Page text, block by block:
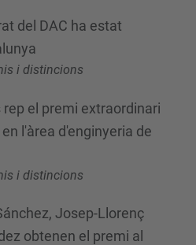
del DAC ha estat
i distincions
el premi extraordinari
l'àrea d'enginyeria de
i distincions
Josep-Llorenç
obtenen el premi al